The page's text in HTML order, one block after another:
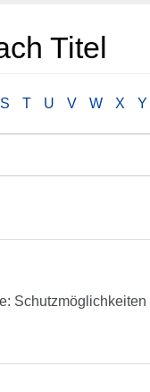
Titel
S T U V W X Y
Schutzmöglichkeiten